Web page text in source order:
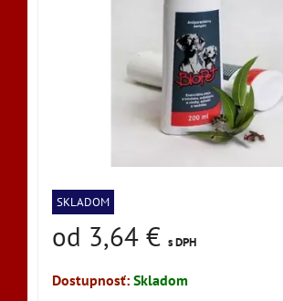
SKLADOM
od 3,64 € s DPH
Dostupnosť: Skladom